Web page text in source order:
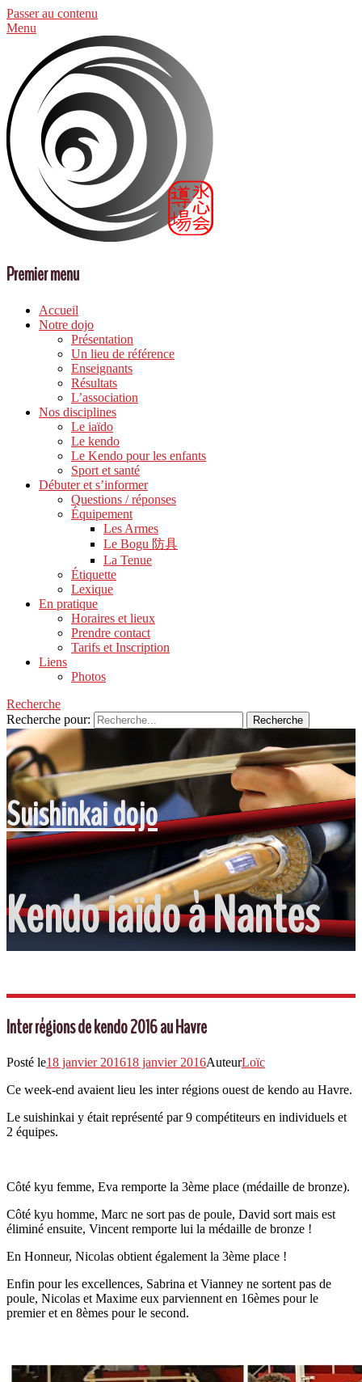
Passer au contenu
Menu
Premier menu
Accueil
Notre dojo
Présentation
Un lieu de référence
Enseignants
Résultats
L’association
Nos disciplines
Le iaïdo
Le kendo
Le Kendo pour les enfants
Sport et santé
Débuter et s’informer
Questions / réponses
Équipement
Les Armes
Le Bogu 防具
La Tenue
Étiquette
Lexique
En pratique
Horaires et lieux
Prendre contact
Tarifs et Inscription
Liens
Photos
Recherche
Recherche pour:
Suishinkai dojo
Kendo iaïdo à Nantes
Inter régions de kendo 2016 au Havre
Posté le18 janvier 201618 janvier 2016AuteurLoïc
Ce week-end avaient lieu les inter régions ouest de kendo au Havre.
Le suishinkai y était représenté par 9 compétiteurs en individuels et
2 équipes.
Côté kyu femme, Eva remporte la 3ème place (médaille de bronze).
Côté kyu homme, Marc ne sort pas de poule, David sort mais est
éliminé ensuite, Vincent remporte lui la médaille de bronze !
En Honneur, Nicolas obtient également la 3ème place !
Enfin pour les excellences, Sabrina et Vianney ne sortent pas de
poule, Nicolas et Maxime eux parviennent en 16èmes pour le
premier et en 8èmes pour le second.